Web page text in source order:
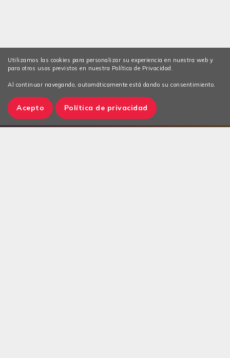
Utilizamos las cookies para personalizar su experiencia en nuestra web y
para otros usos previstos en nuestra Política de Privacidad.
Al continuar navegando, automáticamente está dando su consentimiento.
Acepto Política de privacidad